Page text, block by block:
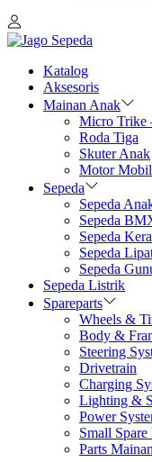
Katalog
Aksesoris
Mainan Anak
Micro Trike
Roda Tiga
Skuter Anak
Motor
Sepeda
Sepeda
Sepeda
Sepeda
Sepeda
Sepeda
Sepeda Listrik
Spareparts
Wheels &
Body &
Steering
Drivetrain
Charging
Lighting &
Power
Small Spare
Parts